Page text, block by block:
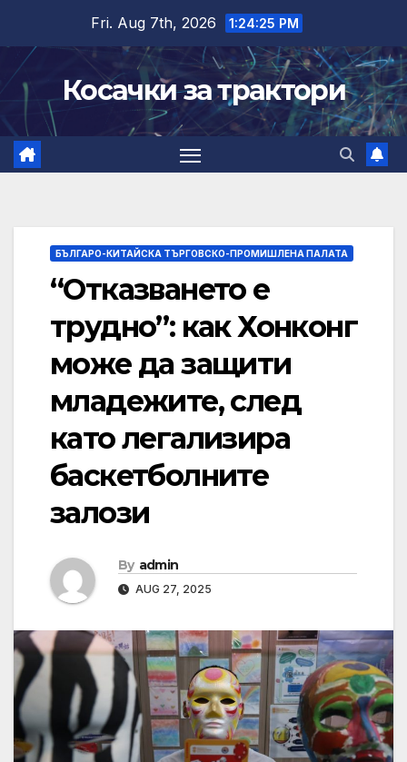
content
Fri. Aug 7th, 2026 1:24:26 PM
Косачки за трактори
БЪЛГАРО-КИТАЙСКА ТЪРГОВСКО-ПРОМИШЛЕНА ПАЛАТА
“Отказването е
трудно”: как Хонконг
може да защити
младежите, след
като легализира
баскетболните
залози
By admin
AUG 27, 2025